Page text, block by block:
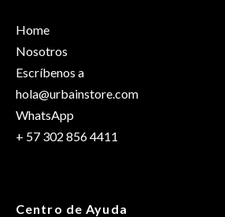
Home
Nosotros
Escríbenos a
hola@urbainstore.com
WhatsApp
+ 57 302 856 4411
Centro de Ayuda